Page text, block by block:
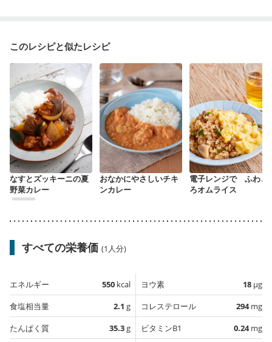
このレシピと似たレシピ
なすとズッキーニの夏
野菜カレー
おなかにやさしいチキ
ンカレー
電子レンジで ふわと
ろオムライス
すべての栄養価 (1人分)
エネルギー 550 kcal
食塩相当量
2.1 g
たんぱく質
35.3g
ヨウ素 18 µg
コレステロール
294mg
ビタミンB1
0.24mg